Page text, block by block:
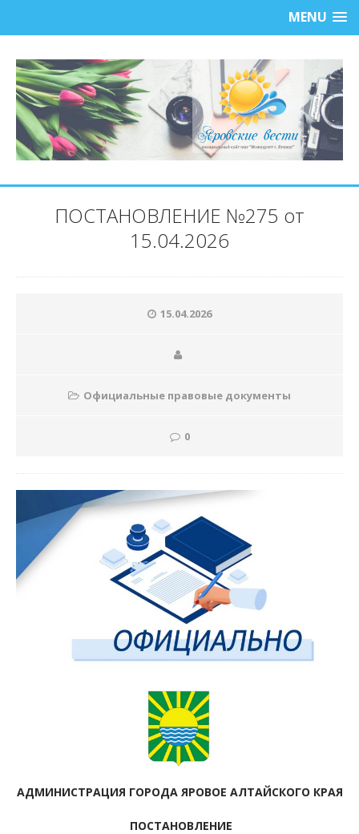
MENU
ПОСТАНОВЛЕНИЕ №275 от
15.04.2026
15.04.2026
Официальные правовые документы
0
АДМИНИСТРАЦИЯ ГОРОДА ЯРОВОЕ АЛТАЙСКОГО КРАЯ
ПОСТАНОВЛЕНИЕ